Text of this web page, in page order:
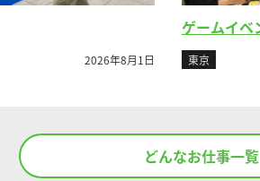
ゲームイベント物販
東京
どんなお仕事一覧